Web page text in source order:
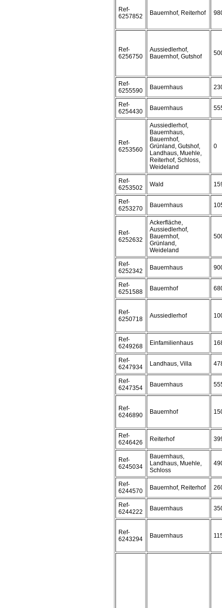
Ref-
6257852
Bauernhof, Reiterhof
Ref-
6256750
Aussiedlerhof,
Bauernhof, Gutshof
Ref-
6255590
Bauernhaus
Ref-
6254430
Bauernhaus
Ref-
6253560
Aussiedlerhof,
Bauernhaus,
Bauernhof,
Grünland, Gutshof,
Landhaus, Muehle,
Reiterhof, Schloss,
Weideland
0
Ref-
6253502
Wald
Ref-
6253270
Bauernhaus
Ref-
6252632
Ackerfläche,
Aussiedlerhof,
Bauernhof,
Grünland,
Weideland
Ref-
6252342
Bauernhaus
Ref-
6251588
Bauernhof
Ref-
6250718
Aussiedlerhof
Ref-
6249268
Einfamilienhaus
Ref-
6247934
Landhaus, Villa
Ref-
6247354
Bauernhaus
Ref-
6246890
Bauernhof
Ref-
6246426
Reiterhof
Ref-
6245034
Bauernhaus,
Landhaus, Muehle,
Schloss
Ref-
6244570
Bauernhof, Reiterhof
Ref-
6244222
Bauernhaus
Ref-
6243294
Bauernhaus